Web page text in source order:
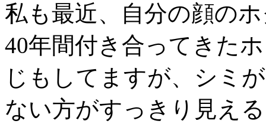
私も最近、自分の顔の
40年間付き合ってきた
じもしてますが、シミ
ない方がすっきり見え